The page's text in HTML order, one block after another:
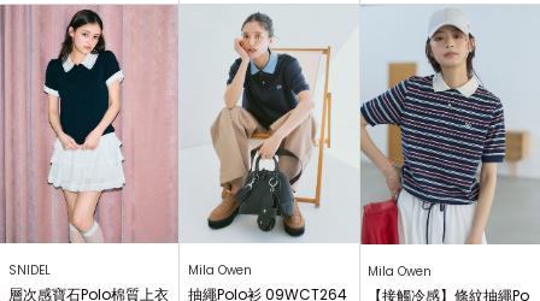
SNIDEL
層次感寶石Polo棉質上衣
Mila Owen
抽繩Polo衫 09WCT264
Mila Owen
【接觸冷感】條紋抽繩Po